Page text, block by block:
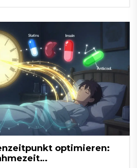
optimieren: